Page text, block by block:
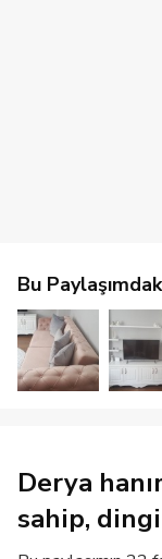
Bu
Derya
sahip,